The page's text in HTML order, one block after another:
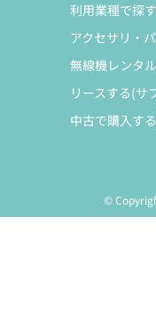
利用業種で探す
アクセサリ・
無線機レンタル
リースする(サ
中古で購入する
©